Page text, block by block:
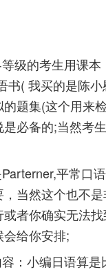
级的考生用课
书( 我买的是陈
题集(这个用来
必备的;当然考
平常口
当然这个也不
者你确实无法
给你安排;
：小编日语算